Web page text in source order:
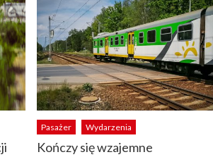
Pasażer Wydarzenia
Kończy się wzajemne